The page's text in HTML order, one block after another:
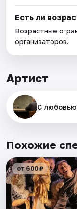
Есть ли
Возрастные
организаторов.
Артист
С
Похожие
от 600 ₽